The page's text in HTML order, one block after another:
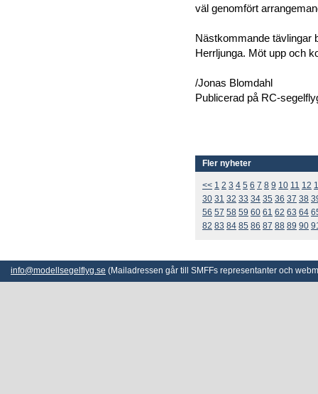
väl genomfört
Nästkommande tävlingar
Herrljunga. Möt upp och
/Jonas Blomdahl
Publicerad på RC-
Fler nyheter
<< 1 2 3 4 5 6 7 8 9 10 11 12
30 31 32 33 34 35 36 37 38
56 57 58 59 60 61 62 63 64
82 83 84 85 86 87 88 89 90
info@modellsegelflyg.se (Mailadressen går till SMFFs representanter och